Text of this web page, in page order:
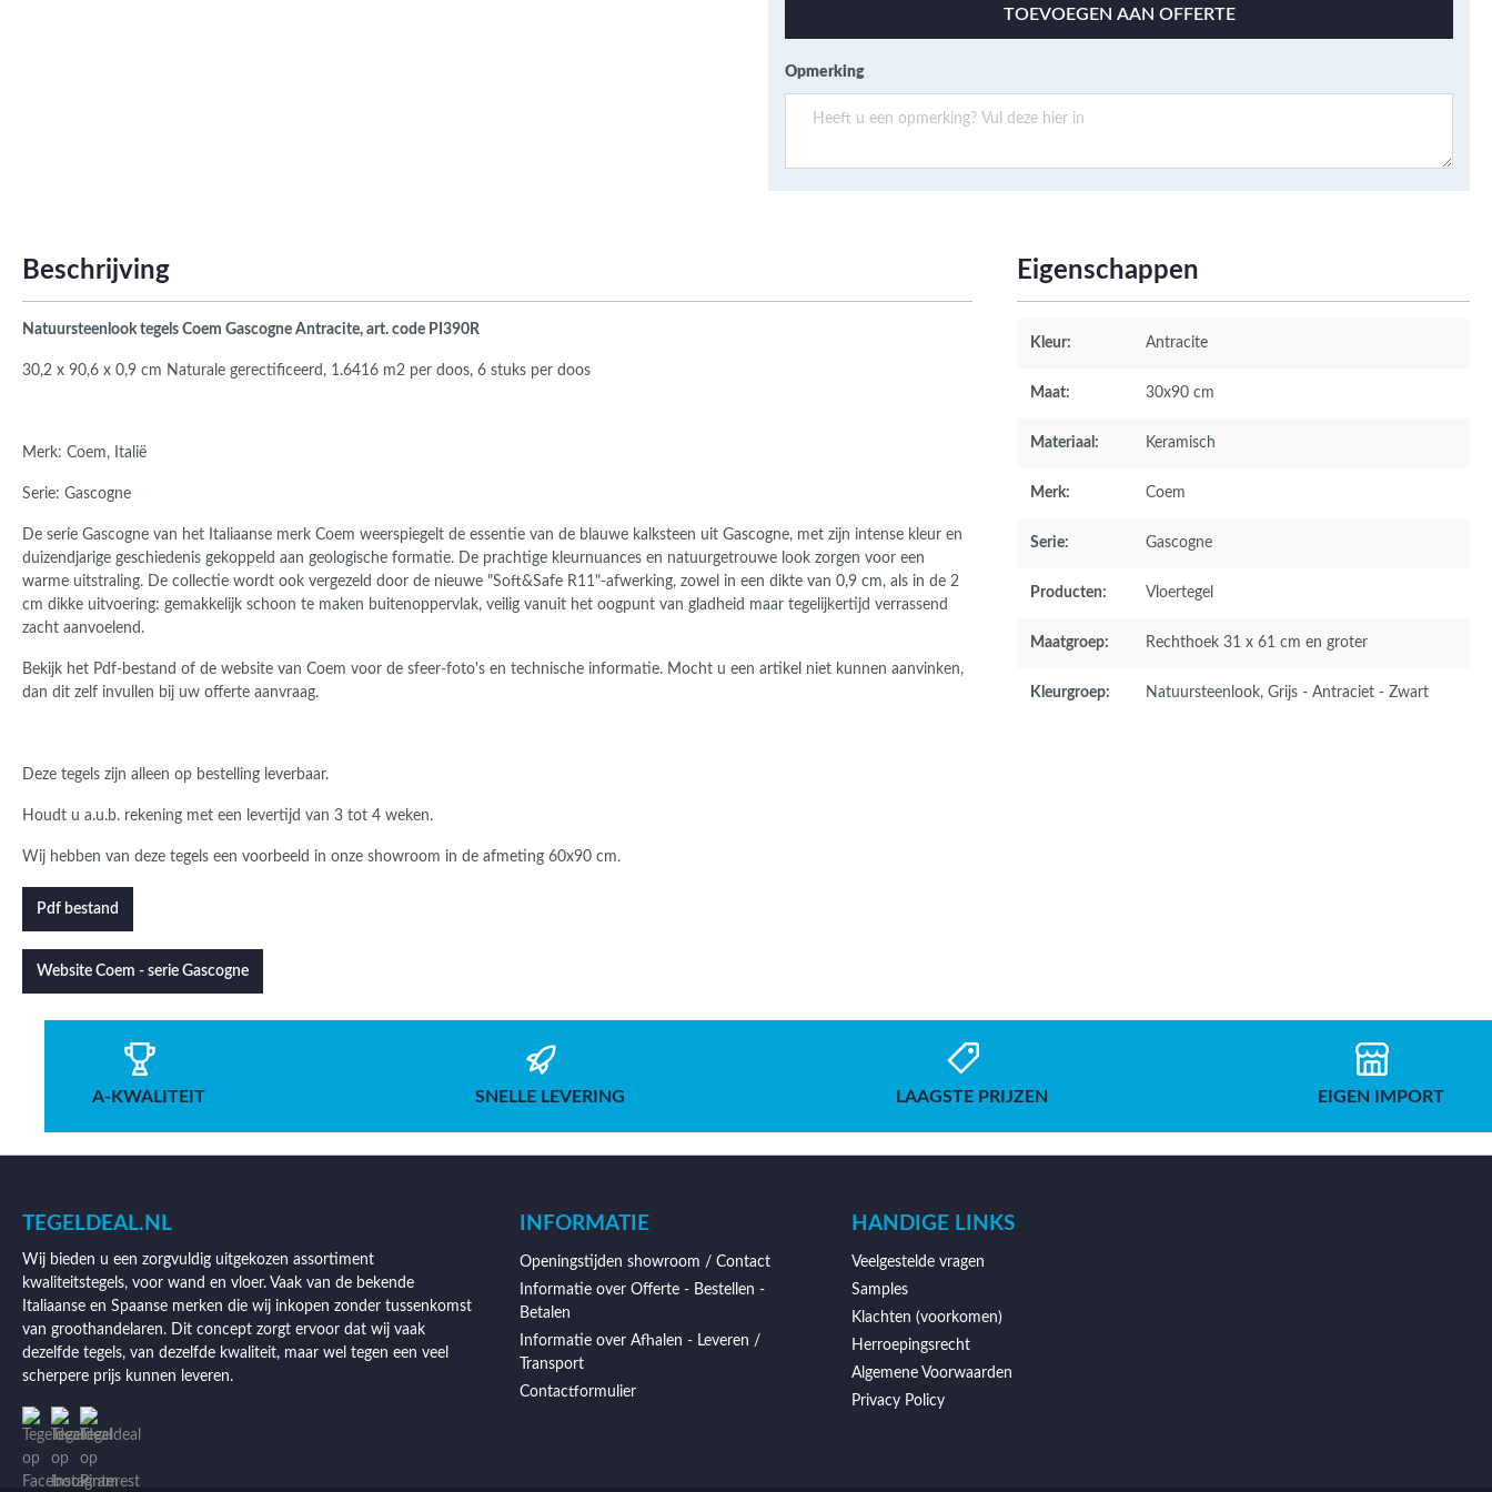
TOEVOEGEN AAN OFFERTE
Opmerking
Beschrijving
Natuursteenlook tegels Coem Gascogne Antracite, art. code PI390R
30,2 x 90,6 x 0,9 cm Naturale gerectificeerd, 1.6416 m2 per doos, 6 stuks per doos
Merk: Coem, Italië
Serie: Gascogne
De serie Gascogne van het Italiaanse merk Coem weerspiegelt de essentie van de blauwe kalksteen uit Gascogne, met zijn intense kleur en
duizendjarige geschiedenis gekoppeld aan geologische formatie. De prachtige kleurnuances en natuurgetrouwe look zorgen voor een
warme uitstraling. De collectie wordt ook vergezeld door de nieuwe "Soft&Safe R11"-afwerking, zowel in een dikte van 0,9 cm, als in de 2
cm dikke uitvoering: gemakkelijk schoon te maken buitenoppervlak, veilig vanuit het oogpunt van gladheid maar tegelijkertijd verrassend
zacht aanvoelend.
Bekijk het Pdf-bestand of de website van Coem voor de sfeer-foto's en technische informatie. Mocht u een artikel niet kunnen aanvinken,
dan dit zelf invullen bij uw offerte aanvraag.
Deze tegels zijn alleen op bestelling leverbaar.
Houdt u a.u.b. rekening met een levertijd van 3 tot 4 weken.
Wij hebben van deze tegels een voorbeeld in onze showroom in de afmeting 60x90 cm.
Pdf bestand
Website Coem - serie Gascogne
Eigenschappen
Kleur: Antracite
Maat: 30x90 cm
Materiaal: Keramisch
Merk: Coem
Serie: Gascogne
Producten: Vloertegel
Maatgroep: Rechthoek 31 x 61 cm en groter
Kleurgroep: Natuursteenlook, Grijs - Antraciet - Zwart
A-KWALITEIT SNELLE LEVERING LAAGSTE PRIJZEN EIGEN IMPORT
TEGELDEAL.NL
Wij bieden u een zorgvuldig uitgekozen assortiment
kwaliteitstegels, voor wand en vloer. Vaak van de bekende
Italiaanse en Spaanse merken die wij inkopen zonder tussenkomst
van groothandelaren. Dit concept zorgt ervoor dat wij vaak
dezelfde tegels, van dezelfde kwaliteit, maar wel tegen een veel
scherpere prijs kunnen leveren.
INFORMATIE
Openingstijden showroom / Contact
Informatie over Offerte - Bestellen -
Betalen
Informatie over Afhalen - Leveren /
Transport
Contactformulier
HANDIGE LINKS
Veelgestelde vragen
Samples
Klachten (voorkomen)
Herroepingsrecht
Algemene Voorwaarden
Privacy Policy